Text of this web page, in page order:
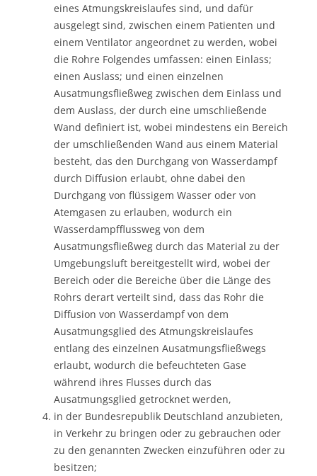
eines Atmungskreislaufes sind, und dafür
ausgelegt sind, zwischen einem Patienten und
einem Ventilator angeordnet zu werden, wobei
die Rohre Folgendes umfassen: einen Einlass;
einen Auslass; und einen einzelnen
Ausatmungsfließweg zwischen dem Einlass und
dem Auslass, der durch eine umschließende
Wand definiert ist, wobei mindestens ein Bereich
der umschließenden Wand aus einem Material
besteht, das den Durchgang von Wasserdampf
durch Diffusion erlaubt, ohne dabei den
Durchgang von flüssigem Wasser oder von
Atemgasen zu erlauben, wodurch ein
Wasserdampfflussweg von dem
Ausatmungsfließweg durch das Material zu der
Umgebungsluft bereitgestellt wird, wobei der
Bereich oder die Bereiche über die Länge des
Rohrs derart verteilt sind, dass das Rohr die
Diffusion von Wasserdampf von dem
Ausatmungsglied des Atmungskreislaufes
entlang des einzelnen Ausatmungsfließwegs
erlaubt, wodurch die befeuchteten Gase
während ihres Flusses durch das
Ausatmungsglied getrocknet werden,
in der Bundesrepublik Deutschland anzubieten,
in Verkehr zu bringen oder zu gebrauchen oder
zu den genannten Zwecken einzuführen oder zu
besitzen;